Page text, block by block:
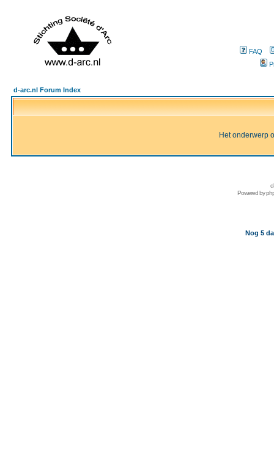
FAQ
d-arc.nl Forum Index
Het onderwerp
Powered by
Nog 5